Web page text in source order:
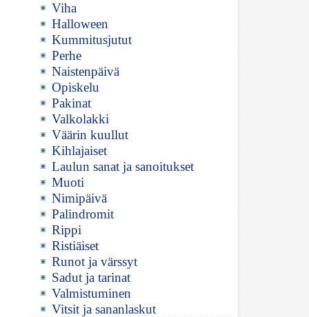
Viha
Halloween
Kummitusjutut
Perhe
Naistenpäivä
Opiskelu
Pakinat
Valkolakki
Väärin kuullut
Kihlajaiset
Laulun sanat ja sanoitukset
Muoti
Nimipäivä
Palindromit
Rippi
Ristiäiset
Runot ja värssyt
Sadut ja tarinat
Valmistuminen
Vitsit ja sananlaskut